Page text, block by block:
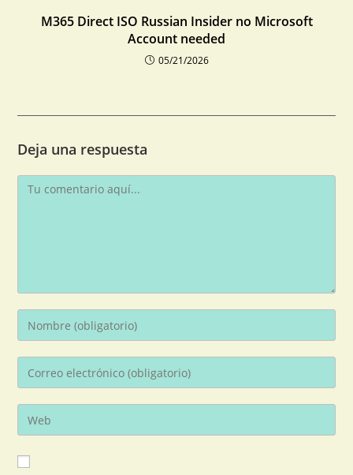
M365 Direct ISO Russian Insider no Microsoft
Account needed
05/21/2026
Deja una respuesta